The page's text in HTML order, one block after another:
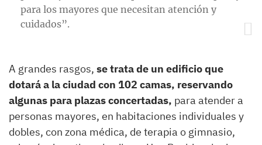
para los mayores que necesitan atención y
cuidados”.
A grandes rasgos, se trata de un edificio que
dotará a la ciudad con 102 camas, reservando
algunas para plazas concertadas, para atender a
personas mayores, en habitaciones individuales y
dobles, con zona médica, de terapia o gimnasio,